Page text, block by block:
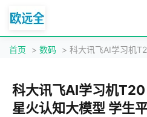
首页 > 数码 > 科大讯飞AI学习机T20 Pro (8+512GB) 星火认
科大讯飞AI学习机
星火认知大模型 学生